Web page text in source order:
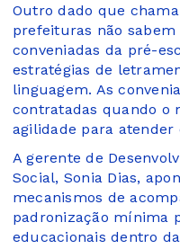
Outro dado que
prefeituras não
conveniadas da pré-
estratégias de
linguagem. As
contratadas quando o
agilidade para atender
A gerente de
Social, Sonia Dias,
mecanismos de
padronização mínima
educacionais dentro